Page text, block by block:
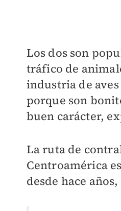
Los dos son
tráfico de
industria de
porque son
buen carácter,
La ruta de
Centroamérica
desde hace